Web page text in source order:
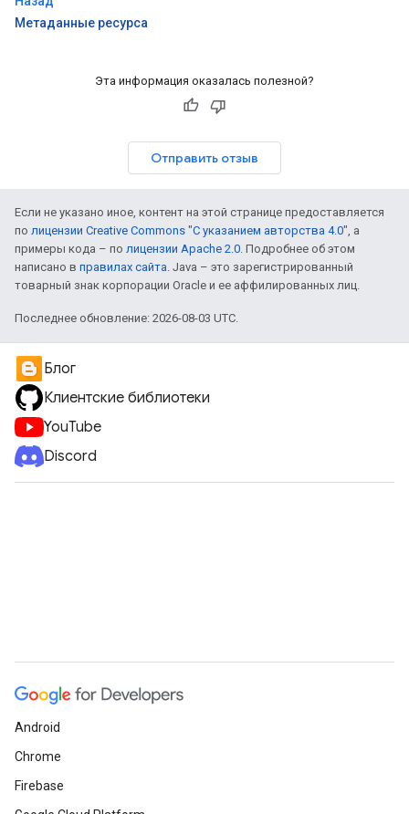
Метаданные ресурса
Эта информация оказалась полезной?
Отправить отзыв
Если не указано иное, контент на этой странице предоставляется
по лицензии Creative Commons "С указанием авторства 4.0", а
примеры кода – по лицензии Apache 2.0. Подробнее об этом
написано в правилах сайта. Java – это зарегистрированный
товарный знак корпорации Oracle и ее аффилированных лиц.
Последнее обновление: 2026-08-03 UTC.
Блог
Клиентские библиотеки
YouTube
Discord
Android
Chrome
Firebase